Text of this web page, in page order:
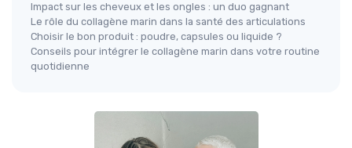
Impact sur les cheveux et les ongles : un duo gagnant
Le rôle du collagène marin dans la santé des articulations
Choisir le bon produit : poudre, capsules ou liquide ?
Conseils pour intégrer le collagène marin dans votre routine
quotidienne